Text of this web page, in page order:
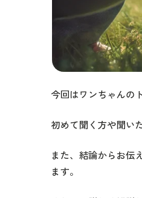
今回はワンちゃんの
初めて聞く方や聞い
また、結論からお伝
ます。